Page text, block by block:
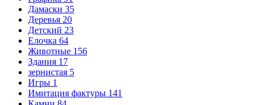
Дамаски 35
Деревья 20
Детский 23
Елочка 64
Животные 156
Здания 17
зернистая 5
Игры 1
Имитация фактуры 141